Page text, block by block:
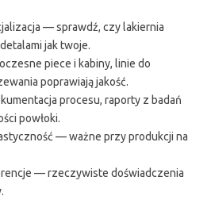
— sprawdź, czy lakiernia
jak twoje.
piece i kabiny, linie do
poprawiają jakość.
procesu, raporty z badań
powłoki.
— ważne przy produkcji na
— rzeczywiste doświadczenia